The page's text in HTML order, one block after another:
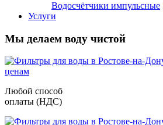
Водосчётчики импульсные
Услуги
Мы делаем воду чистой
Любой способ
оплаты (НДС)